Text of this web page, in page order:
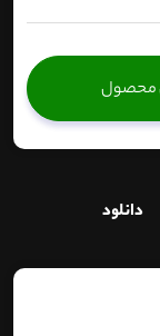
محصول
دانلود